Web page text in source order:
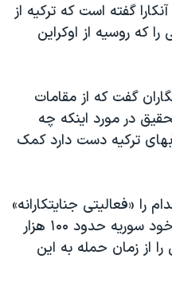
گفته است که ترکیه از
که روسیه از اوکراین
گفت که از مقامات
در مورد اینکه چه
ترکیه دست دارد کمک
را «فعالیتی جنایتکارانه»
خواند و گفت روسیه به متحد خود سوریه حدود ۱۰۰ هزار
از زمان حمله به این